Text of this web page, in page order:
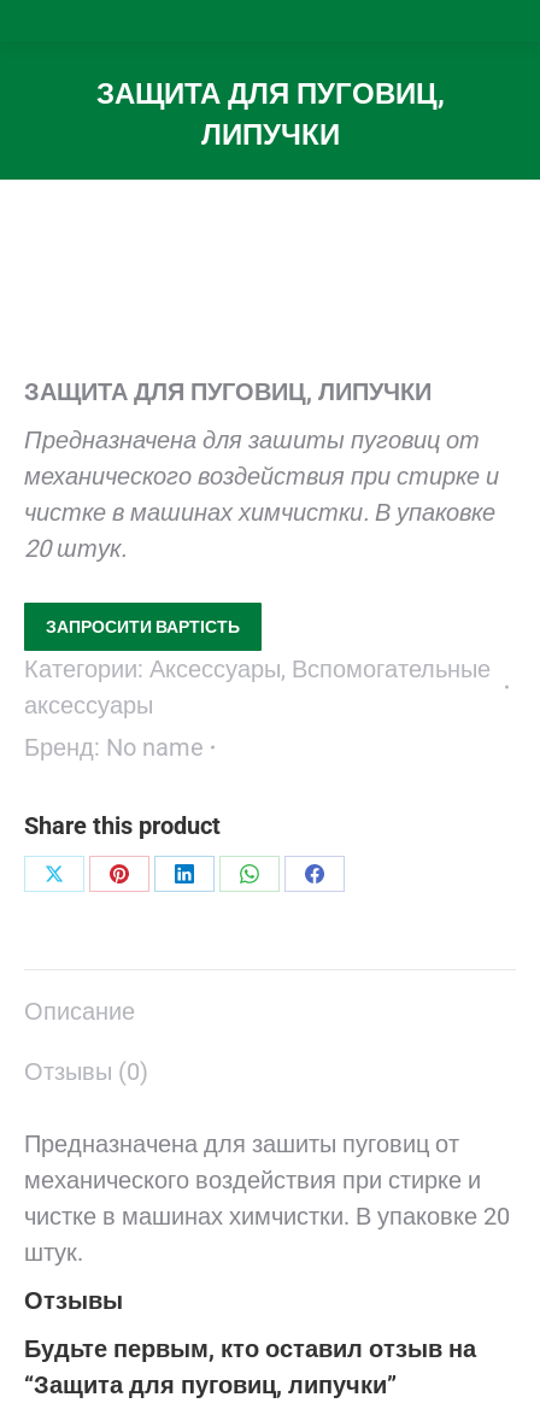
ЗАЩИТА ДЛЯ ПУГОВИЦ,
ЛИПУЧКИ
Вы здесь:
ЗАЩИТА ДЛЯ ПУГОВИЦ, ЛИПУЧКИ
Предназначена для зашиты пуговиц от
механического воздействия при стирке и
чистке в машинах химчистки. В упаковке
20 штук.
ЗАПРОСИТИ ВАРТІСТЬ
Категории: Аксессуары, Вспомогательные
аксессуары
Бренд: No name
Share this product
ПоделитьсяПоделитьсяПоделитьсяПоделитьсяПоделиться
Описание
Отзывы (0)
Предназначена для зашиты пуговиц от
механического воздействия при стирке и
чистке в машинах химчистки. В упаковке 20
штук.
Отзывы
Будьте первым, кто оставил отзыв на
“Защита для пуговиц, липучки”